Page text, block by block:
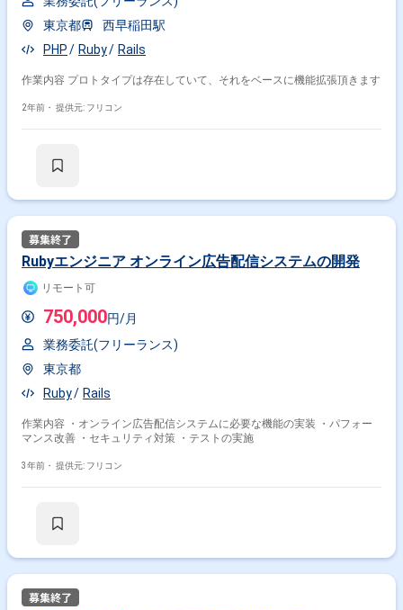
東京都
西早稲田駅
PHP
Ruby Rails
作業内容 プロトタイプは存在していて、それをベースに機能拡張頂きます
2年前・ 提供元: フリコン
Rubyエンジニア オンライン広告配信システムの開発
リモート可
750,000円/月
業務委託(フリーランス)
東京都
Ruby
Rails
作業内容 ・オンライン広告配信システムに必要な機能の実装 ・パフォー
マンス改善 ・セキュリティ対策 ・テストの実施
3年前・ 提供元: フリコン